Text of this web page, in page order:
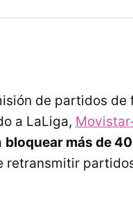
de partidos de
a LaLiga,
bloquear más de
retransmitir